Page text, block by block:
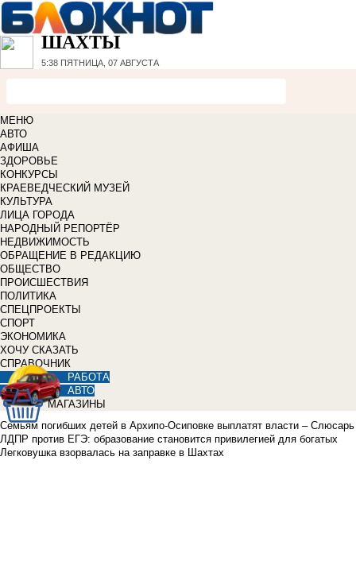
ШАХТЫ
5:38 ПЯТНИЦА, 07 АВГУСТА
МЕНЮ
АВТО
АФИША
ЗДОРОВЬЕ
КОНКУРСЫ
КРАЕВЕДЧЕСКИЙ МУЗЕЙ
КУЛЬТУРА
ЛИЦА ГОРОДА
НАРОДНЫЙ РЕПОРТЁР
НЕДВИЖИМОСТЬ
ОБРАЩЕНИЕ В РЕДАКЦИЮ
ОБЩЕСТВО
ПРОИСШЕСТВИЯ
ПОЛИТИКА
СПЕЦПРОЕКТЫ
СПОРТ
ЭКОНОМИКА
ХОЧУ СКАЗАТЬ
СПРАВОЧНИК
РАБОТА
АВТО
МАГАЗИНЫ
Семьям погибших детей в Архипо-Осиповке выплатят власти – Слюсарь
ЛДПР против ЕГЭ: образование становится привилегией для богатых
Легковушка взорвалась на заправке в Шахтах